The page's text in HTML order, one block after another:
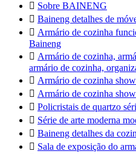
 Sobre BAINENG
 Baineng detalhes de
 Armário de cozinha
Baineng
 Armário de cozinha,
armário de cozinha,
 Armário de cozinha
 Armário de cozinha
 Policristais de quartzo
 Série de arte moderna
 Baineng detalhes da
 Sala de exposição do